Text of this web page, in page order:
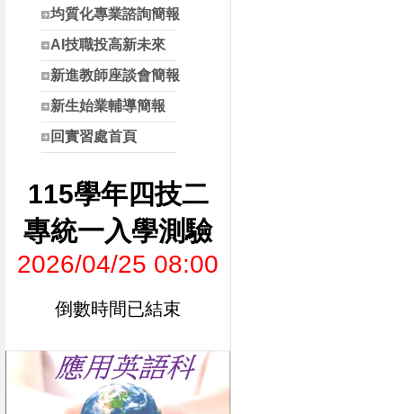
均質化專業諮詢簡報
AI技職投高新未來
新進教師座談會簡報
新生始業輔導簡報
回實習處首頁
115學年四技二
專統一入學測驗
2026/04/25 08:00
倒數時間已結束